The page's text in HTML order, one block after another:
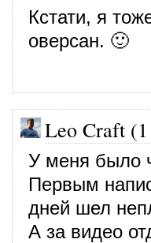
Кстати, я
оверсан. 🙂
Leo Craft
У меня было
Первым
дней шел
А за видео